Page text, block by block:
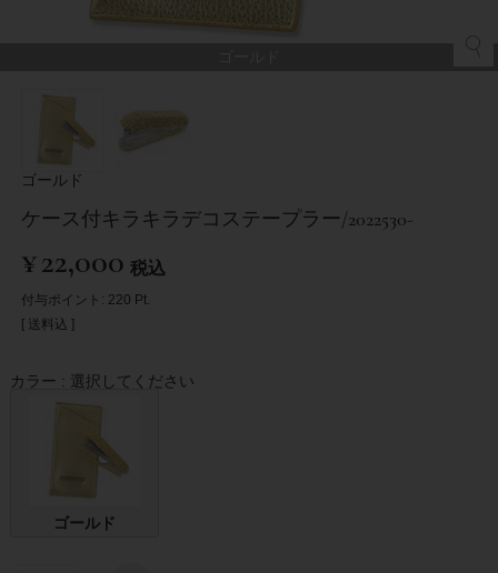
ゴールド
ケース付キラキラデコステープラー/2022530-
¥22,000 税込
付与ポイント: 220 Pt.
送料込
カラー 選択してください
ゴールド